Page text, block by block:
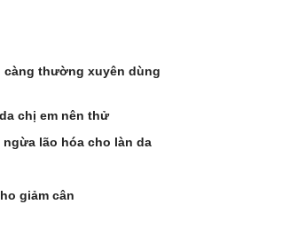
càng thường xuyên dùng
chị em nên thử
lão hóa cho làn da
giảm cân